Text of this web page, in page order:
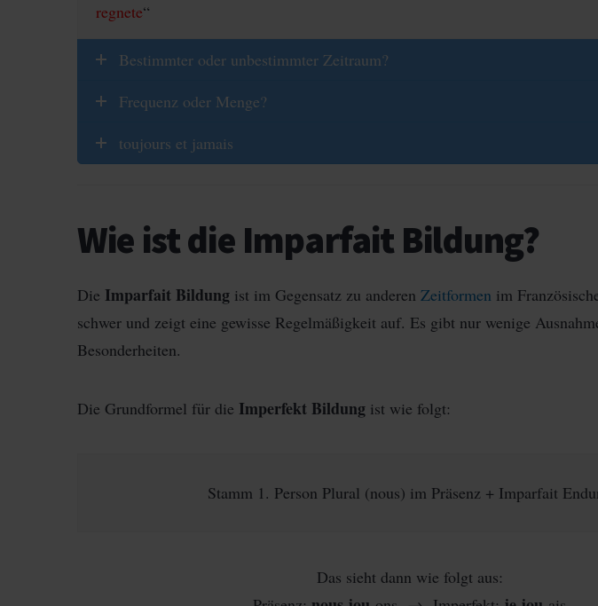
regnete“
Bestimmter oder unbestimmter Zeitraum?
Frequenz oder Menge?
toujours et jamais
Wie ist die Imparfait Bildung?
Die Imparfait Bildung ist im Gegensatz zu anderen Zeitformen im
schwer und zeigt eine gewisse Regelmäßigkeit auf. Es gibt nur wenige
Besonderheiten.
Die Grundformel für die Imperfekt Bildung ist wie folgt:
Stamm 1. Person Plural (nous) im Präsenz + Imparfait
Das sieht dann wie folgt aus: